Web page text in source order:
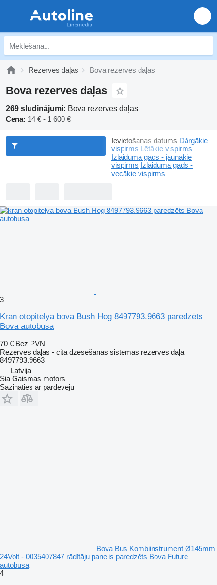
Rezerves daļas Bova rezerves daļas
Bova rezerves daļas
269 sludinājumi: Bova rezerves daļas
Cena: 14 € - 1 600 €
Ievietošanas datums Dārgākie
vispirms Lētākie vispirms
Izlaiduma gads - jaunākie
vispirms Izlaiduma gads -
vecākie vispirms
3
Kran otopitelya bova Bush Hog 8497793.9663 paredzēts
Bova autobusa
70 € Bez PVN
Rezerves daļas - cita dzesēšanas sistēmas rezerves daļa
8497793.9663
Latvija
Sia Gaismas motors
Sazināties ar pārdevēju
Bova Bus Kombiinstrument Ø145mm
24Volt - 0035407847 rādītāju panelis paredzēts Bova Future
autobusa
4